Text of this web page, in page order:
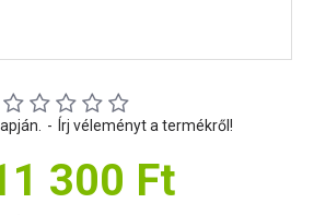
- Írj véleményt a termékről!
300 Ft